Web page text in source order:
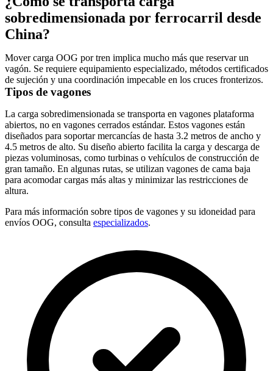
sobredimensionada por ferrocarril desde
China?
Mover carga OOG por tren implica mucho más que reservar un
vagón. Se requiere equipamiento especializado, métodos certificados
de sujeción y una coordinación impecable en los cruces fronterizos.
Tipos de vagones
La carga sobredimensionada se transporta en vagones plataforma
abiertos, no en vagones cerrados estándar. Estos vagones están
diseñados para soportar mercancías de hasta 3.2 metros de ancho y
4.5 metros de alto. Su diseño abierto facilita la carga y descarga de
piezas voluminosas, como turbinas o vehículos de construcción de
gran tamaño. En algunas rutas, se utilizan vagones de cama baja
para acomodar cargas más altas y minimizar las restricciones de
altura.
Para más información sobre tipos de vagones y su idoneidad para
envíos OOG, consulta especializados.